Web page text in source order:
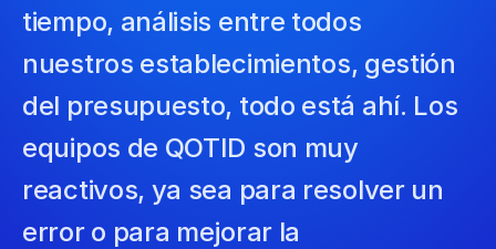
tiempo, análisis entre todos
nuestros establecimientos, gestión
del presupuesto, todo está ahí. Los
equipos de QOTID son muy
reactivos, ya sea para resolver un
error o para mejorar la